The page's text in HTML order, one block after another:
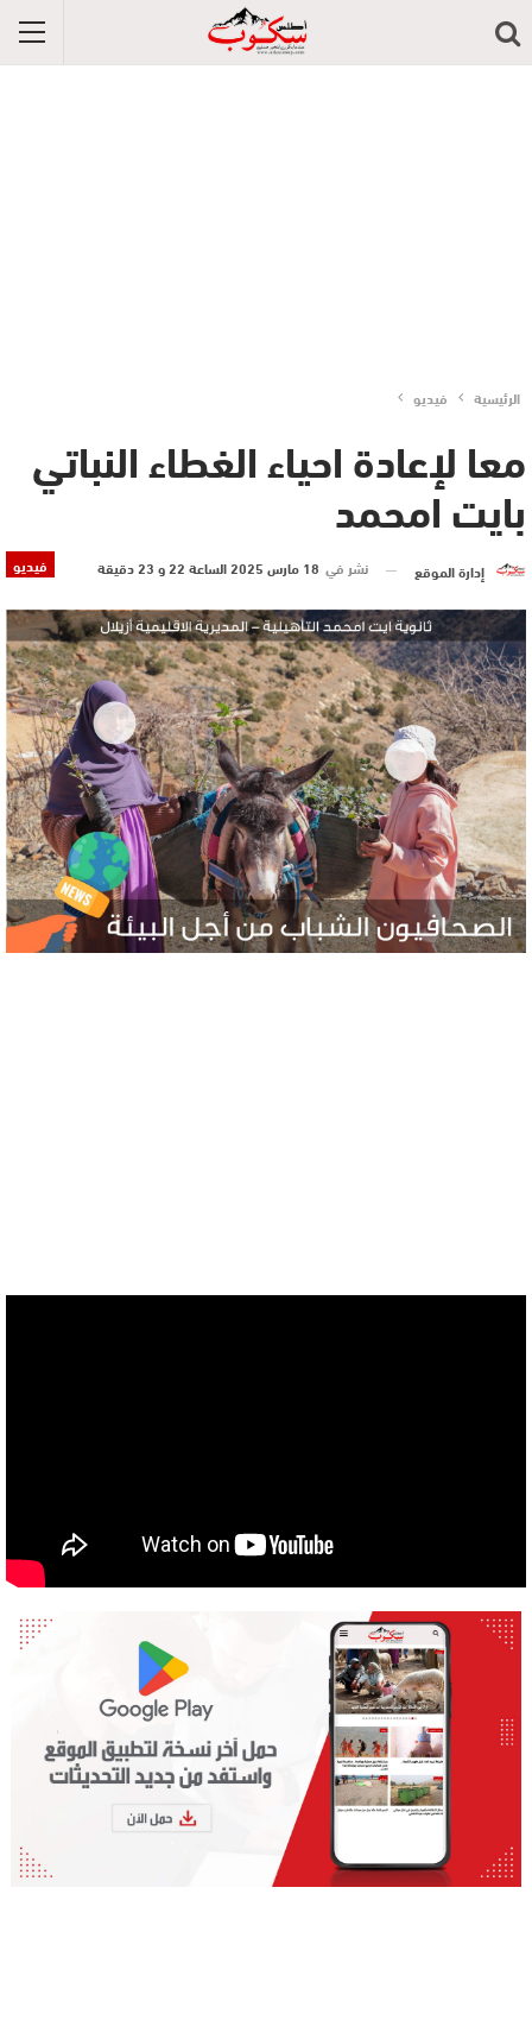
الرئيسية فيديو
معا لإعادة احياء الغطاء النباتي
بايت امحمد
فيديو إدارة الموقع نشر في 18 مارس 2025 الساعة 22 و 23 دقيقة